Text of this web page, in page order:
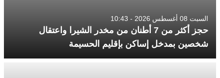
السبت 08 أغسطس 2026 - 10:43
حجز أكثر من 7 أطنان من مخدر الشيرا واعتقال
شخصين بمدخل إساكن بإقليم الحسيمة